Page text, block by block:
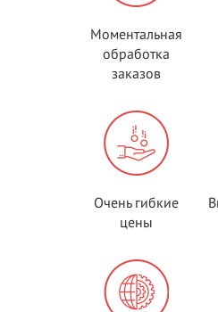
Моментальная
обработка
заказов
Очень гибкие
цены